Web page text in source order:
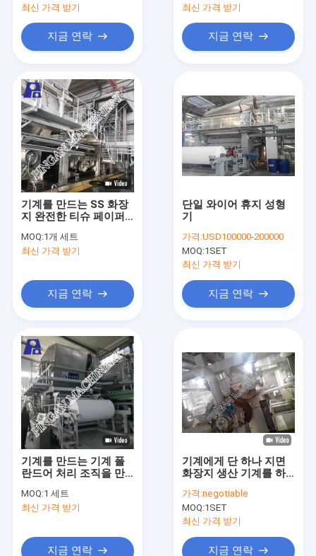
제품
우리에 대하여
공장 여행
품질 관리
뉴스
최신 가격 받기
지금 연락
최신 가격 받기
지금 연락
기계를 만드는 SS 화장
지 완전한 티슈 페이퍼
MOQ:1개 세트
최신 가격 받기
지금 연락
단일 와이어 휴지 성형
기
가격:USD100000-200000
MOQ:1SET
최신 가격 받기
지금 연락
기계를 만드는 기계 폴
란드어 처리 조직을 만
지
MOQ:1 세트
최신 가격 받기
지금 연락
기계에게 단 하나 지면
화장지 생산 기계를 하
퍼
가격:negotiable
MOQ:1SET
최신 가격 받기
지금 연락